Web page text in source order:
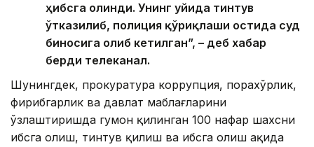
ҳибсга олинди. Унинг уйида тинтув
ўтказилиб, полиция қўриқлаши остида суд
биносига олиб кетилган”, – деб хабар
берди телеканал.
Шунингдек, прокуратура коррупция, порахўрлик,
фирибгарлик ва давлат маблағларини
ўзлаштиришда гумон қилинган 100 нафар шахсни
ҳибсга олиш, тинтув қилиш ва ҳибсга олиш ҳақида